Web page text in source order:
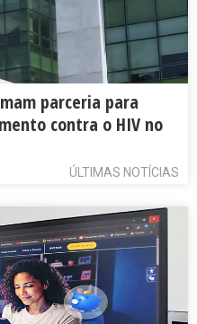
parceria para
contra o HIV no
ÚLTIMAS NOTÍCIAS